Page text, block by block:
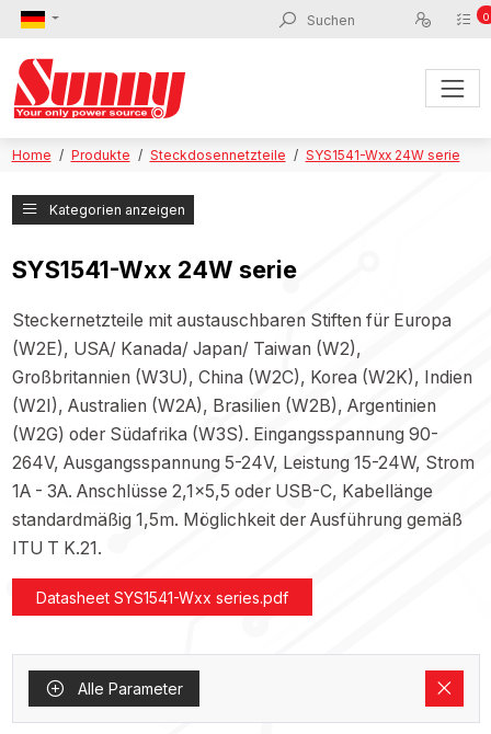
0
Home Produkte Steckdosennetzteile SYS1541-Wxx 24W serie
Kategorien anzeigen
SYS1541-Wxx 24W serie
Steckernetzteile mit austauschbaren Stiften für Europa
(W2E), USA/ Kanada/ Japan/ Taiwan (W2),
Großbritannien (W3U), China (W2C), Korea (W2K), Indien
(W2I), Australien (W2A), Brasilien (W2B), Argentinien
(W2G) oder Südafrika (W3S). Eingangsspannung 90-
264V, Ausgangsspannung 5-24V, Leistung 15-24W, Strom
1A - 3A. Anschlüsse 2,1x5,5 oder USB-C, Kabellänge
standardmäßig 1,5m. Möglichkeit der Ausführung gemäß
ITU T K.21.
Datasheet SYS1541-Wxx series.pdf
Alle Parameter